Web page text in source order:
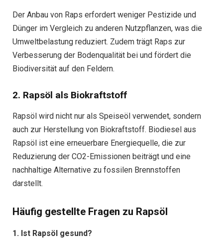
Der Anbau von Raps erfordert weniger Pestizide und
Dünger im Vergleich zu anderen Nutzpflanzen, was die
Umweltbelastung reduziert. Zudem trägt Raps zur
Verbesserung der Bodenqualität bei und fördert die
Biodiversität auf den Feldern.
2. Rapsöl als Biokraftstoff
Rapsöl wird nicht nur als Speiseöl verwendet, sondern
auch zur Herstellung von Biokraftstoff. Biodiesel aus
Rapsöl ist eine erneuerbare Energiequelle, die zur
Reduzierung der CO2-Emissionen beiträgt und eine
nachhaltige Alternative zu fossilen Brennstoffen
darstellt.
Häufig gestellte Fragen zu Rapsöl
1. Ist Rapsöl gesund?